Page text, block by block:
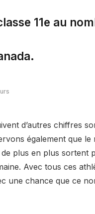
11e au
d’autres chiffres
également que le
plus en plus sortent
Avec tous ces
une chance que ce